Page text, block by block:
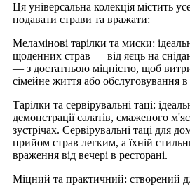
Ця універсальна колекція містить
подавати страви та вражати:
Меламінові тарілки та миски:
щоденних страв — від яєць на
— з достатньою міцністю, щоб
сімейне життя або обслуговування в
Тарілки та сервірувальні таці:
демонстрації салатів, смаженого
зустрічах. Сервірувальні таці для
прийом страв легким, а їхній
враження від вечері в ресторані.
Міцний та практичний: створений